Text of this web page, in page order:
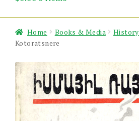
About Us
Home Books & Media History
Kotoratsnere